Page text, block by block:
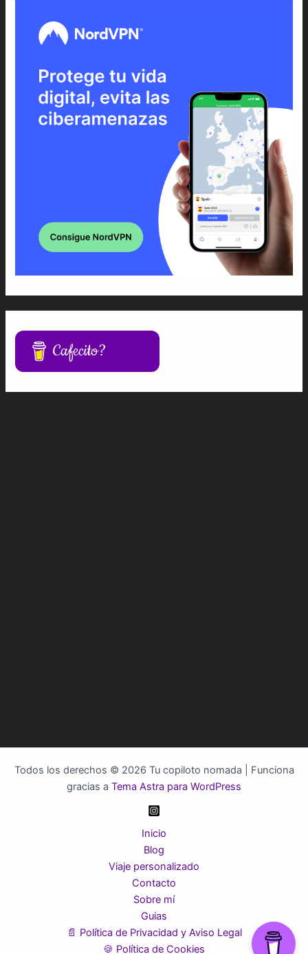
Cafecito?
Todos los derechos © 2026 Tu copiloto nomada | Funciona
gracias a Tema Astra para WordPress
Inicio
Blog
Viaje personalizado
Contacto
Sobre mí
Guias
📄 Política de Privacidad y Aviso Legal
🍪 Política de Cookies